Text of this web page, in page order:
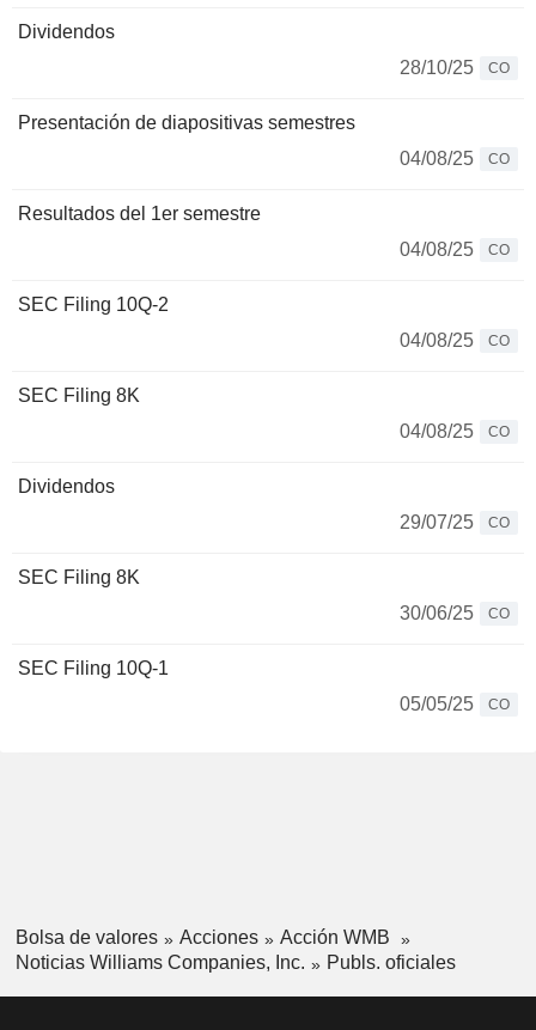
Dividendos
28/10/25
CO
Presentación de diapositivas semestres
04/08/25
CO
Resultados del 1er semestre
04/08/25
CO
SEC Filing 10Q-2
04/08/25
CO
SEC Filing 8K
04/08/25
CO
Dividendos
29/07/25
CO
SEC Filing 8K
30/06/25
CO
SEC Filing 10Q-1
05/05/25
CO
Bolsa de valores Acciones
Acción WMB
Noticias Williams Companies, Inc.
Publs. oficiales